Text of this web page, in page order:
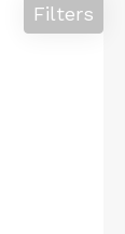
Filters